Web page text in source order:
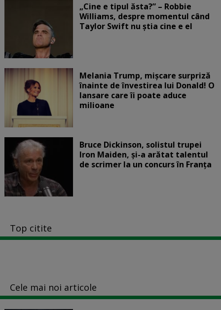
„Cine e tipul ăsta?” – Robbie
Williams, despre momentul când
Taylor Swift nu știa cine e el
Melania Trump, mișcare surpriză
înainte de învestirea lui Donald! O
lansare care îi poate aduce
milioane
Bruce Dickinson, solistul trupei
Iron Maiden, şi-a arătat talentul
de scrimer la un concurs în Franţa
Top citite
Cele mai noi articole